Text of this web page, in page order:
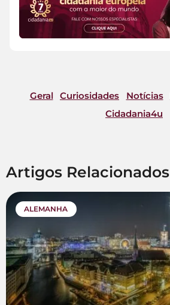
Geral Curiosidades Notícias
Cidadania4u
Artigos Relacionados
ALEMANHA